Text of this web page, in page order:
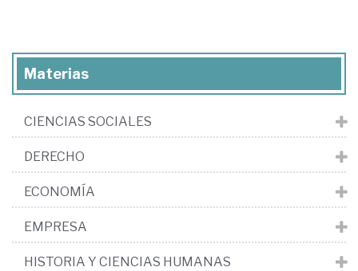
Materias
CIENCIAS SOCIALES
DERECHO
ECONOMÍA
EMPRESA
HISTORIA Y CIENCIAS HUMANAS